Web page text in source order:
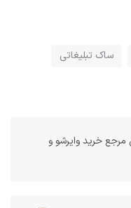
ساک تبلیغاتی
خرید وایرشو و